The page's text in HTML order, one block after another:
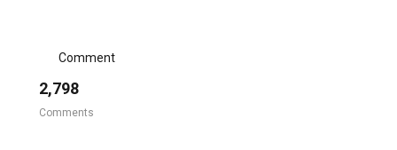
Comment
2,798
Comments